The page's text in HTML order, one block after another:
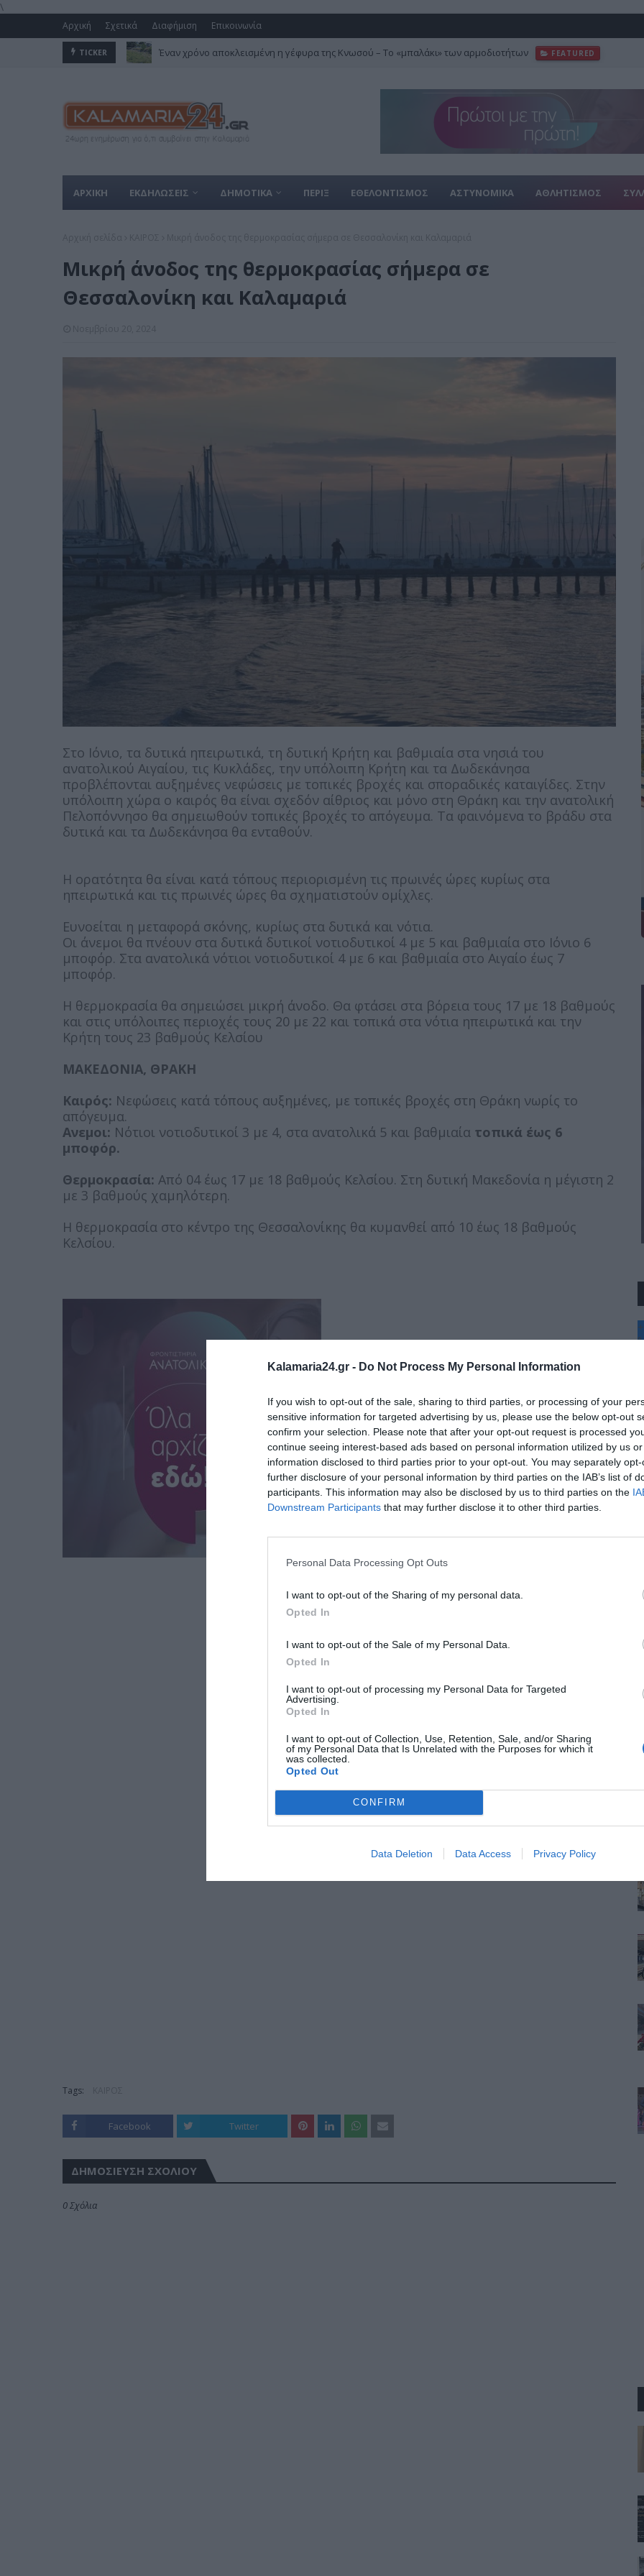
Kalamaria24.gr - Do Not Process My Personal Information
If you wish to opt-out of the sale, sharing to third parties, or processing of your
sensitive information for targeted advertising by us, please use the below opt-out
confirm your selection. Please note that after your opt-out request is processed
continue seeing interest-based ads based on personal information utilized by us
information disclosed to third parties prior to your opt-out. You may separately
further disclosure of your personal information by third parties on the IAB’s list of
participants. This information may also be disclosed by us to third parties on the
Downstream Participants that may further disclose it to other third parties.
Personal Data Processing Opt Outs
I want to opt-out of the Sharing of my personal data.
Opted In
I want to opt-out of the Sale of my Personal Data.
Opted In
I want to opt-out of processing my Personal Data for Targeted
Advertising.
Opted In
I want to opt-out of Collection, Use, Retention, Sale, and/or Sharing
of my Personal Data that Is Unrelated with the Purposes for which it
was collected.
Opted Out
CONFIRM
Data Deletion Data Access Privacy Policy
\
Αρχική Σχετικά Διαφήμιση Επικοινωνία
TICKER Έναν χρόνο αποκλεισμένη η γέφυρα της Κνωσού – Το «μπαλάκι» των αρμοδιοτήτων FEATURED
ΑΡΧΙΚΗ ΕΚΔΗΛΩΣΕΙΣ ΔΗΜΟΤΙΚΑ ΠΕΡΙΞ ΕΘΕΛΟΝΤΙΣΜΟΣ ΑΣΤΥΝΟΜΙΚΑ ΑΘΛΗΤΙΣΜΟΣ
Μικρή άνοδος της θερμοκρασίας σήμερα σε
Θεσσαλονίκη και Καλαμαριά
Στο Ιόνιο, τα δυτικά ηπειρωτικά, τη δυτική Κρήτη και βαθμιαία στα νησιά του
ανατολικού Αιγαίου, τις Κυκλάδες, την υπόλοιπη Κρήτη και τα Δωδεκάνησα
προβλέπονται αυξημένες νεφώσεις με τοπικές βροχές και σποραδικές καταιγίδες. Στην
υπόλοιπη χώρα ο καιρός θα είναι σχεδόν αίθριος και μόνο στη Θράκη και την ανατολική
Πελοπόννησο θα σημειωθούν τοπικές βροχές το απόγευμα. Τα φαινόμενα το βράδυ στα
δυτικά και τα Δωδεκάνησα θα ενταθούν.
Η ορατότητα θα είναι κατά τόπους περιορισμένη τις πρωινές ώρες κυρίως στα
ηπειρωτικά και τις πρωινές ώρες θα σχηματιστούν ομίχλες.
Ευνοείται η μεταφορά σκόνης, κυρίως στα δυτικά και νότια.
Οι άνεμοι θα πνέουν στα δυτικά δυτικοί νοτιοδυτικοί 4 με 5 και βαθμιαία στο Ιόνιο 6
μποφόρ. Στα ανατολικά νότιοι νοτιοδυτικοί 4 με 6 και βαθμιαία στο Αιγαίο έως 7
μποφόρ.
Η θερμοκρασία θα σημειώσει μικρή άνοδο. Θα φτάσει στα βόρεια τους 17 με 18 βαθμούς
και στις υπόλοιπες περιοχές τους 20 με 22 και τοπικά στα νότια ηπειρωτικά και την
Κρήτη τους 23 βαθμούς Κελσίου
ΜΑΚΕΔΟΝΙΑ, ΘΡΑΚΗ
Καιρός: Νεφώσεις κατά τόπους αυξημένες, με τοπικές βροχές στη Θράκη νωρίς το
απόγευμα.
Ανεμοι: Νότιοι νοτιοδυτικοί 3 με 4, στα ανατολικά 5 και βαθμιαία τοπικά έως 6
μποφόρ.
Θερμοκρασία: Από 04 έως 17 με 18 βαθμούς Κελσίου. Στη δυτική Μακεδονία η μέγιστη 2
με 3 βαθμούς χαμηλότερη.
Η θερμοκρασία στο κέντρο της Θεσσαλονίκης θα κυμανθεί από 10 έως 18 βαθμούς
Κελσίου.
Tags:
Facebook Twitter
ΔΗΜΟΣΊΕΥΣΗ ΣΧΟΛΊΟΥ
0 Σχόλια
+
°